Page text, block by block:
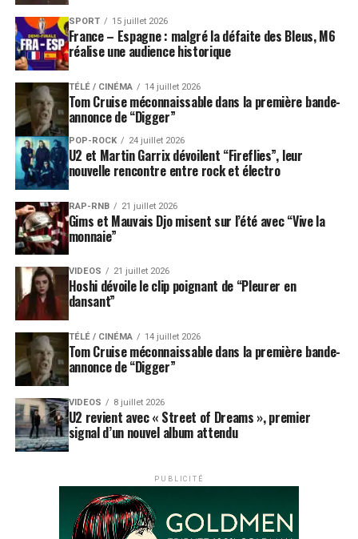
SPORT 15 juillet 2026
France – Espagne : malgré la défaite des Bleus, M6
réalise une audience historique
TÉLÉ / CINÉMA 14 juillet 2026
Tom Cruise méconnaissable dans la première bande-
annonce de “Digger”
POP-ROCK 24 juillet 2026
U2 et Martin Garrix dévoilent “Fireflies”, leur
nouvelle rencontre entre rock et électro
RAP-RNB 21 juillet 2026
Gims et Mauvais Djo misent sur l’été avec “Vive la
monnaie”
VIDEOS 21 juillet 2026
Hoshi dévoile le clip poignant de “Pleurer en
dansant”
TÉLÉ / CINÉMA 14 juillet 2026
Tom Cruise méconnaissable dans la première bande-
annonce de “Digger”
VIDEOS 8 juillet 2026
U2 revient avec « Street of Dreams », premier
signal d’un nouvel album attendu
PUBLICITÉ